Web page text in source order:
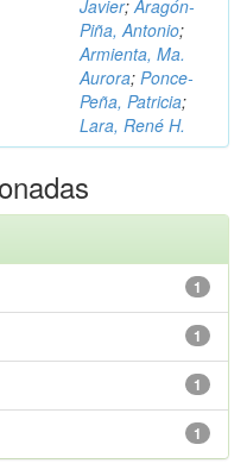
Javier;Aragón-
Piña, Antonio;
Armienta, Ma.
Aurora; Ponce-
Peña, Patricia;
Lara, René H.
1
1
1
1